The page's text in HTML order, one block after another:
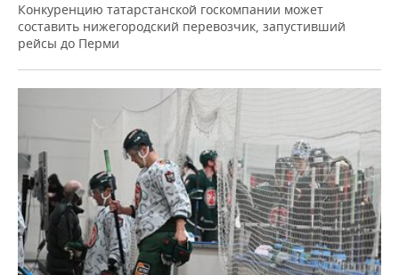
Конкуренцию татарстанской госкомпании может
составить нижегородский перевозчик, запустивший
рейсы до Перми